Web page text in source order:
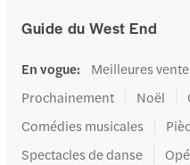
Guide du West End
En vogue: Meilleures
Prochainement
Noël
Comédies musicales
Spectacles de danse